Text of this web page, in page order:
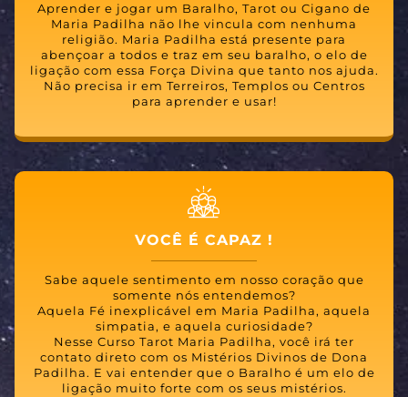
Aprender e jogar um Baralho, Tarot ou Cigano de
Maria Padilha não lhe vincula com nenhuma
religião. Maria Padilha está presente para
abençoar a todos e traz em seu baralho, o elo de
ligação com essa Força Divina que tanto nos ajuda.
Não precisa ir em Terreiros, Templos ou Centros
para aprender e usar!
VOCÊ É CAPAZ !
Sabe aquele sentimento em nosso coração que
somente nós entendemos?
Aquela Fé inexplicável em Maria Padilha, aquela
simpatia, e aquela curiosidade?
Nesse Curso Tarot Maria Padilha, você irá ter
contato direto com os Mistérios Divinos de Dona
Padilha. E vai entender que o Baralho é um elo de
ligação muito forte com os seus mistérios.